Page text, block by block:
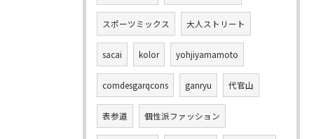
スポーツミックス 大人ストリート
sacai kolor yohjiyamamoto
comdesgarqcons ganryu 代官山
表参道 個性派ファッション